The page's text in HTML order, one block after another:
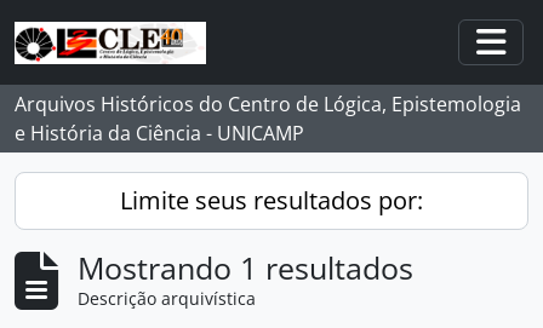
Skip to main content
Arquivos Históricos do Centro de Lógica, Epistemologia
e História da Ciência - UNICAMP
Limite seus resultados por:
Mostrando 1 resultados
Descrição arquivística